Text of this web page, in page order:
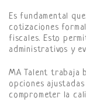
Es fundamental
cotizaciones
fiscales. Esto
administrativos y
MA Talent trabaja
opciones
comprometer la